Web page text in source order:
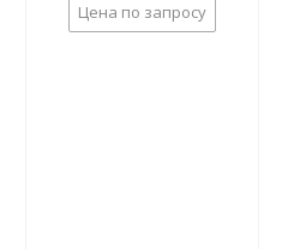
Цена по запросу